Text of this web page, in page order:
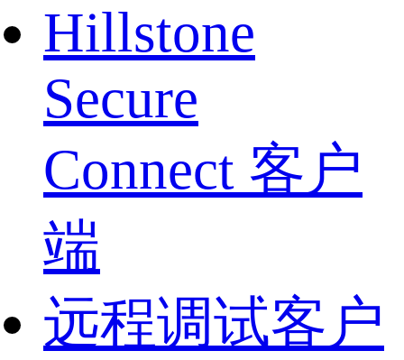
Hillstone
Secure
Connect 客户
端
远程调试客户